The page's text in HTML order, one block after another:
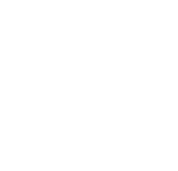
6191
Barat Timur Utara Selatan Murah 24 Jam